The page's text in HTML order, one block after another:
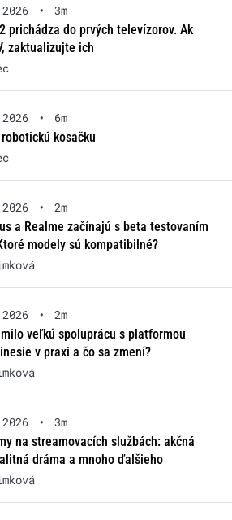
•
3m
prichádza do prvých televízorov. Ak
zaktualizujte ich
•
6m
kosačku
•
2m
a Realme začínajú s beta testovaním
modely sú kompatibilné?
•
2m
veľkú spoluprácu s platformou
v praxi a čo sa zmení?
•
3m
na streamovacích službách: akčná
dráma a mnoho ďalšieho